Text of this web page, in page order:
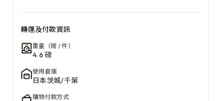
轉運及付款資訊
重量（磅 / 件）
4.6 磅
使用倉庫
日本茨城/千葉
購物付款方式